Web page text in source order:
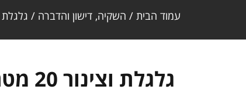
עמוד הבית / השקיה, דישון והדברה /
גלגלת וצינור 20 מטר GARDENA